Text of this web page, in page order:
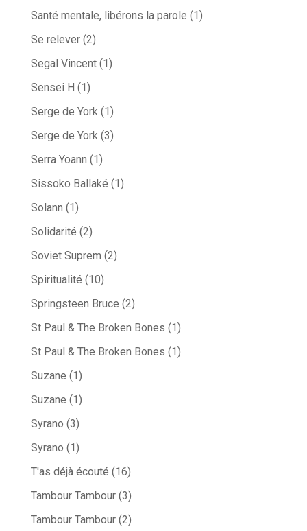
Santé mentale, libérons la parole (1)
Se relever(2)
Segal Vincent(1)
Sensei H (1)
Serge de York(1)
Serge de York(3)
Serra Yoann (1)
Sissoko Ballaké (1)
Solann (1)
Solidarité (2)
Soviet Suprem (2)
Spiritualité (10)
Springsteen Bruce (2)
St Paul & The Broken Bones (1)
St Paul & The Broken Bones (1)
Suzane (1)
Suzane (1)
Syrano (3)
Syrano (1)
T'as déjà écouté (16)
Tambour Tambour(3)
Tambour Tambour(2)